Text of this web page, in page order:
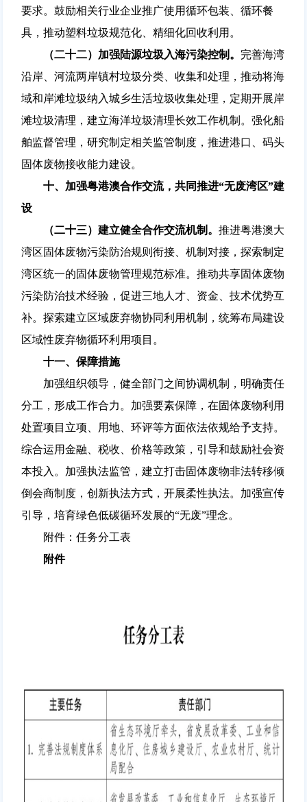
要求。鼓励相关行业企业推广使用循环包装、循环餐
具，推动塑料垃圾规范化、精细化回收利用。
（二十二）加强陆源垃圾入海污染控制。 完善海湾
沿岸、河流两岸镇村垃圾分类、收集和处理，推动将海
域和岸滩垃圾纳入城乡生活垃圾收集处理，定期开展岸
滩垃圾清理，建立海洋垃圾清理长效工作机制。强化船
舶监督管理，研究制定相关监管制度，推进港口、码头
固体废物接收能力建设。
十、加强粤港澳合作交流，共同推进“无废湾区”建
设
（二十三）建立健全合作交流机制。 推进粤港澳大
湾区固体废物污染防治规则衔接、机制对接，探索制定
湾区统一的固体废物管理规范标准。推动共享固体废物
污染防治技术经验，促进三地人才、资金、技术优势互
补。探索建立区域废弃物协同利用机制，统筹布局建设
区域性废弃物循环利用项目。
十一、保障措施
加强组织领导，健全部门之间协调机制，明确责任
分工，形成工作合力。加强要素保障，在固体废物利用
处置项目立项、用地、环评等方面依法依规给予支持。
综合运用金融、税收、价格等政策，引导和鼓励社会资
本投入。加强执法监管，建立打击固体废物非法转移倾
倒会商制度，创新执法方式，开展柔性执法。加强宣传
引导，培育绿色低碳循环发展的“无废”理念。
附件：任务分工表
附件